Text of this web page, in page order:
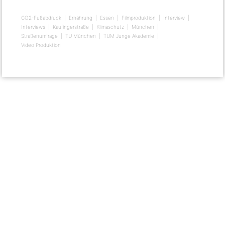
CO2-Fußabdruck Ernährung Essen Filmproduktion
Interview
Interviews
Kaufingerstraße Klimaschutz
München
Straßenumfrage
TU München
TUM Junge Akademie
Video Produktion